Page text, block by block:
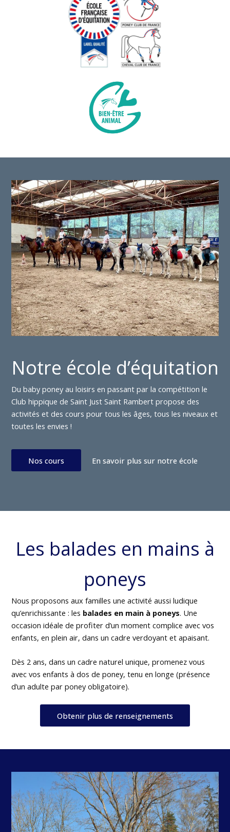
Notre école d’équitation
Du baby poney au loisirs en passant par la compétition le
Club hippique de Saint Just Saint Rambert propose des
activités et des cours pour tous les âges, tous les niveaux et
toutes les envies !
Nos cours En savoir plus sur notre école
Les balades en mains à
poneys
Nous proposons aux familles une activité aussi ludique
qu’enrichissante : les balades en main à poneys. Une
occasion idéale de profiter d’un moment complice avec vos
enfants, en plein air, dans un cadre verdoyant et apaisant.
Dès 2 ans, dans un cadre naturel unique, promenez vous
avec vos enfants à dos de poney, tenu en longe (présence
d’un adulte par poney obligatoire).
Obtenir plus de renseignements